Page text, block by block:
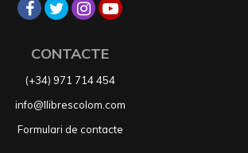
CONTACTE
(+34) 971 714 454
info@llibrescolom.com
Formulari de contacte